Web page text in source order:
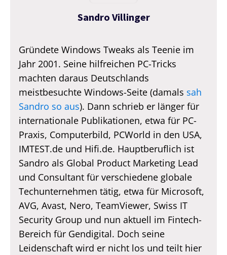
Sandro Villinger
Gründete Windows Tweaks als Teenie im
Jahr 2001. Seine hilfreichen PC-Tricks
machten daraus Deutschlands
meistbesuchte Windows-Seite (damals sah
Sandro so aus). Dann schrieb er länger für
internationale Publikationen, etwa für PC-
Praxis, Computerbild, PCWorld in den USA,
IMTEST.de und Hifi.de. Hauptberuflich ist
Sandro als Global Product Marketing Lead
und Consultant für verschiedene globale
Techunternehmen tätig, etwa für Microsoft,
AVG, Avast, Nero, TeamViewer, Swiss IT
Security Group und nun aktuell im Fintech-
Bereich für Gendigital. Doch seine
Leidenschaft wird er nicht los und teilt hier